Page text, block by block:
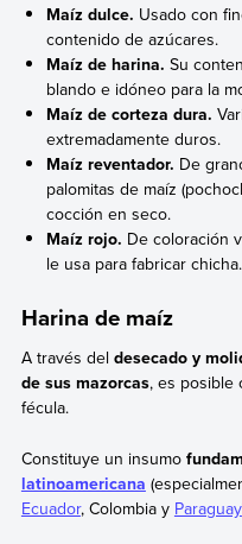
Maíz dulce. Usado con
contenido de azúcares.
Maíz de harina. Su
blando e idóneo para la
Maíz de corteza dura.
extremadamente duros.
Maíz reventador. De
palomitas de maíz
cocción en seco.
Maíz rojo. De coloración
le usa para fabricar chicha.
Harina de maíz
A través del desecado y
de sus mazorcas, es posible
fécula.
Constituye un insumo
latinoamericana
Ecuador, Colombia y Paraguay